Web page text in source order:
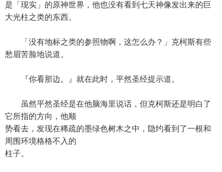
是「现实」的原神世界，他也没有看到七天神像发出来的巨
大光柱之类的东西。
「没有地标之类的参照物啊，这怎么办？」克柯斯有些
愁眉苦脸地说道。
『你看那边。』就在此时，平然圣经提示道。
虽然平然圣经是在他脑海里说话，但克柯斯还是明白了
它所指的方向，他顺
势看去，发现在稀疏的墨绿色树木之中，隐约看到了一根和
周围环境格格不入的
柱子。